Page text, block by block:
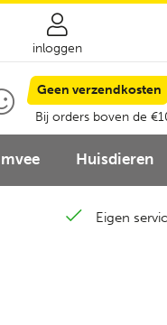
inloggen
Geen verzendkosten
Bij orders boven de
Huisdieren
Eigen